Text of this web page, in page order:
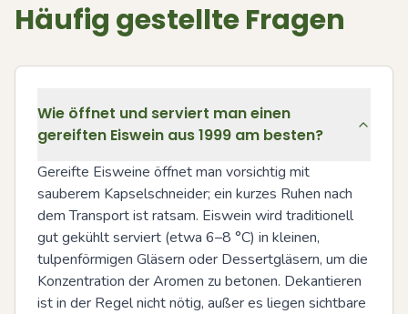
Häufig gestellte Fragen
Wie öffnet und serviert man einen
gereiften Eiswein aus 1999 am besten?
Gereifte Eisweine öffnet man vorsichtig mit
sauberem Kapselschneider; ein kurzes Ruhen nach
dem Transport ist ratsam. Eiswein wird traditionell
gut gekühlt serviert (etwa 6–8 °C) in kleinen,
tulpenförmigen Gläsern oder Dessertgläsern, um die
Konzentration der Aromen zu betonen. Dekantieren
ist in der Regel nicht nötig, außer es liegen sichtbare